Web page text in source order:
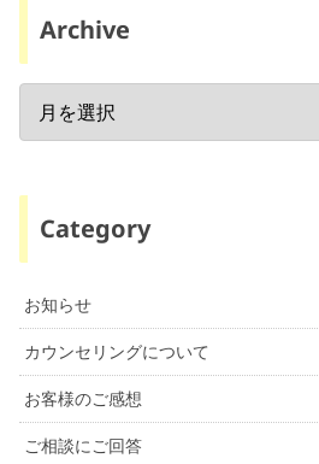
Archive
Category
お知らせ
カウンセリングについて
お客様のご感想
ご相談にご回答